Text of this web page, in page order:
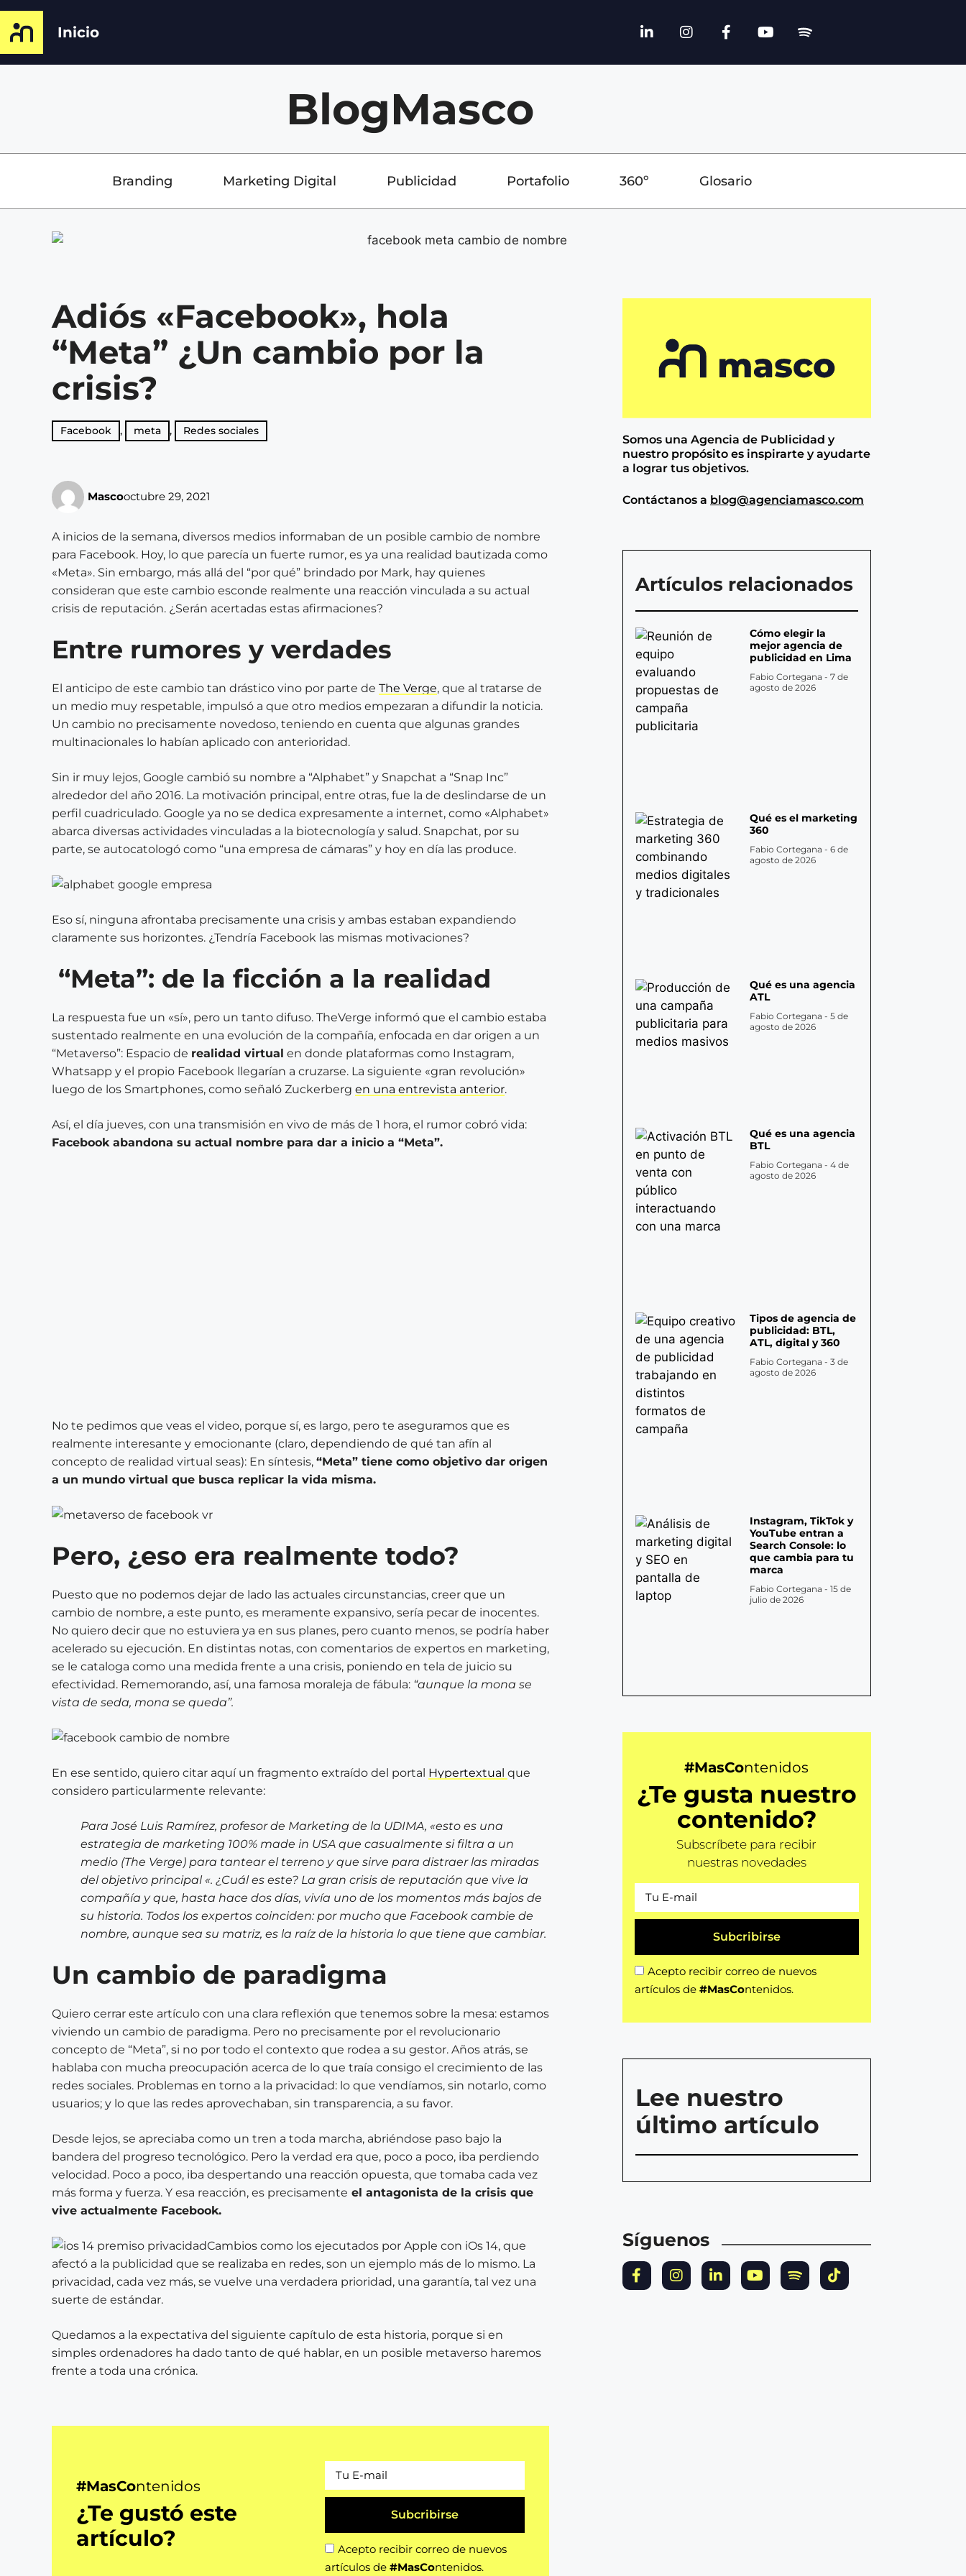
Inicio
BlogMasco
Branding Marketing Digital Publicidad Portafolio 360º Glosario
Adiós «Facebook», hola
“Meta” ¿Un cambio por la
crisis?
Facebook , meta , Redes sociales
Mascooctubre 29, 2021
A inicios de la semana, diversos medios informaban de un posible cambio de nombre
para Facebook. Hoy, lo que parecía un fuerte rumor, es ya una realidad bautizada como
«Meta». Sin embargo, más allá del “por qué” brindado por Mark, hay quienes
consideran que este cambio esconde realmente una reacción vinculada a su actual
crisis de reputación. ¿Serán acertadas estas afirmaciones?
Entre rumores y verdades
El anticipo de este cambio tan drástico vino por parte de The Verge, que al tratarse de
un medio muy respetable, impulsó a que otro medios empezaran a difundir la noticia.
Un cambio no precisamente novedoso, teniendo en cuenta que algunas grandes
multinacionales lo habían aplicado con anterioridad.
Sin ir muy lejos, Google cambió su nombre a “Alphabet” y Snapchat a “Snap Inc”
alrededor del año 2016. La motivación principal, entre otras, fue la de deslindarse de un
perfil cuadriculado. Google ya no se dedica expresamente a internet, como «Alphabet»
abarca diversas actividades vinculadas a la biotecnología y salud. Snapchat, por su
parte, se autocatologó como “una empresa de cámaras” y hoy en día las produce.
Eso sí, ninguna afrontaba precisamente una crisis y ambas estaban expandiendo
claramente sus horizontes. ¿Tendría Facebook las mismas motivaciones?
“Meta”: de la ficción a la realidad
La respuesta fue un «sí», pero un tanto difuso. TheVerge informó que el cambio estaba
sustentado realmente en una evolución de la compañía, enfocada en dar origen a un
“Metaverso”: Espacio de realidad virtual en donde plataformas como Instagram,
Whatsapp y el propio Facebook llegarían a cruzarse. La siguiente «gran revolución»
luego de los Smartphones, como señaló Zuckerberg en una entrevista anterior.
Así, el día jueves, con una transmisión en vivo de más de 1 hora, el rumor cobró vida:
Facebook abandona su actual nombre para dar a inicio a “Meta”.
No te pedimos que veas el video, porque sí, es largo, pero te aseguramos que es
realmente interesante y emocionante (claro, dependiendo de qué tan afín al
concepto de realidad virtual seas): En síntesis, “Meta” tiene como objetivo dar origen
a un mundo virtual que busca replicar la vida misma.
Pero, ¿eso era realmente todo?
Puesto que no podemos dejar de lado las actuales circunstancias, creer que un
cambio de nombre, a este punto, es meramente expansivo, sería pecar de inocentes.
No quiero decir que no estuviera ya en sus planes, pero cuanto menos, se podría haber
acelerado su ejecución. En distintas notas, con comentarios de expertos en marketing,
se le cataloga como una medida frente a una crisis, poniendo en tela de juicio su
efectividad. Rememorando, así, una famosa moraleja de fábula: “aunque la mona se
vista de seda, mona se queda”.
En ese sentido, quiero citar aquí un fragmento extraído del portal Hypertextual que
considero particularmente relevante:
Para José Luis Ramírez, profesor de Marketing de la UDIMA, «esto es una
estrategia de marketing 100% made in USA que casualmente si filtra a un
medio (The Verge) para tantear el terreno y que sirve para distraer las miradas
del objetivo principal «. ¿Cuál es este? La gran crisis de reputación que vive la
compañía y que, hasta hace dos días, vivía uno de los momentos más bajos de
su historia. Todos los expertos coinciden: por mucho que Facebook cambie de
nombre, aunque sea su matriz, es la raíz de la historia lo que tiene que cambiar.
Un cambio de paradigma
Quiero cerrar este artículo con una clara reflexión que tenemos sobre la mesa: estamos
viviendo un cambio de paradigma. Pero no precisamente por el revolucionario
concepto de “Meta”, si no por todo el contexto que rodea a su gestor. Años atrás, se
hablaba con mucha preocupación acerca de lo que traía consigo el crecimiento de las
redes sociales. Problemas en torno a la privacidad: lo que vendíamos, sin notarlo, como
usuarios; y lo que las redes aprovechaban, sin transparencia, a su favor.
Desde lejos, se apreciaba como un tren a toda marcha, abriéndose paso bajo la
bandera del progreso tecnológico. Pero la verdad era que, poco a poco, iba perdiendo
velocidad. Poco a poco, iba despertando una reacción opuesta, que tomaba cada vez
más forma y fuerza. Y esa reacción, es precisamente el antagonista de la crisis que
vive actualmente Facebook.
Cambios como los ejecutados por Apple con iOs 14, que
afectó a la publicidad que se realizaba en redes, son un ejemplo más de lo mismo. La
privacidad, cada vez más, se vuelve una verdadera prioridad, una garantía, tal vez una
suerte de estándar.
Quedamos a la expectativa del siguiente capítulo de esta historia, porque si en
simples ordenadores ha dado tanto de qué hablar, en un posible metaverso haremos
frente a toda una crónica.
#MasContenidos
¿Te gustó este
artículo?
Acepto recibir correo de nuevos
artículos de #MasContenidos.
Subcribirse
Somos una Agencia de Publicidad y
nuestro propósito es inspirarte y ayudarte
a lograr tus objetivos.
Contáctanos a blog@agenciamasco.com
Artículos relacionados
Cómo elegir la
mejor agencia de
publicidad en Lima
Fabio Cortegana 7 de
agosto de 2026
Qué es el marketing
360
Fabio Cortegana 6 de
agosto de 2026
Qué es una agencia
ATL
Fabio Cortegana 5 de
agosto de 2026
Qué es una agencia
BTL
Fabio Cortegana 4 de
agosto de 2026
Tipos de agencia de
publicidad: BTL,
ATL, digital y 360
Fabio Cortegana 3 de
agosto de 2026
Instagram, TikTok y
YouTube entran a
Search Console: lo
que cambia para tu
marca
Fabio Cortegana 15 de
julio de 2026
#MasContenidos
¿Te gusta nuestro
contenido?
Subscríbete para recibir
nuestras novedades
Acepto recibir correo de nuevos
artículos de #MasContenidos.
Subcribirse
Lee nuestro
último artículo
Síguenos